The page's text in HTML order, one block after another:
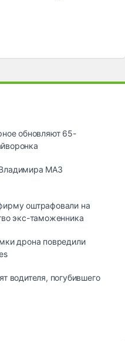
обновляют 65-
МАЗ
оштрафовали на
экс-таможенника
дрона повредили
водителя, погубившего